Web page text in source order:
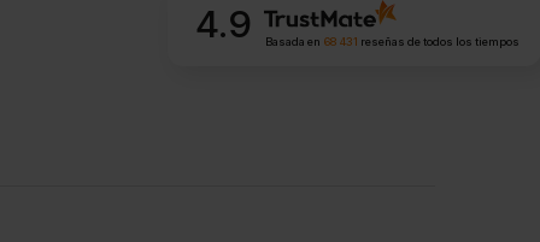
4.9 Basada en 68 431 reseñasde todos los tiempos